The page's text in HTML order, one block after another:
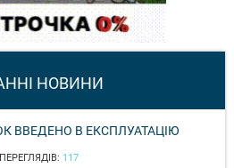
НОВИНИ
ВВЕДЕНО В ЕКСПЛУАТАЦІЮ
ПЕРЕГЛЯДІВ: 117